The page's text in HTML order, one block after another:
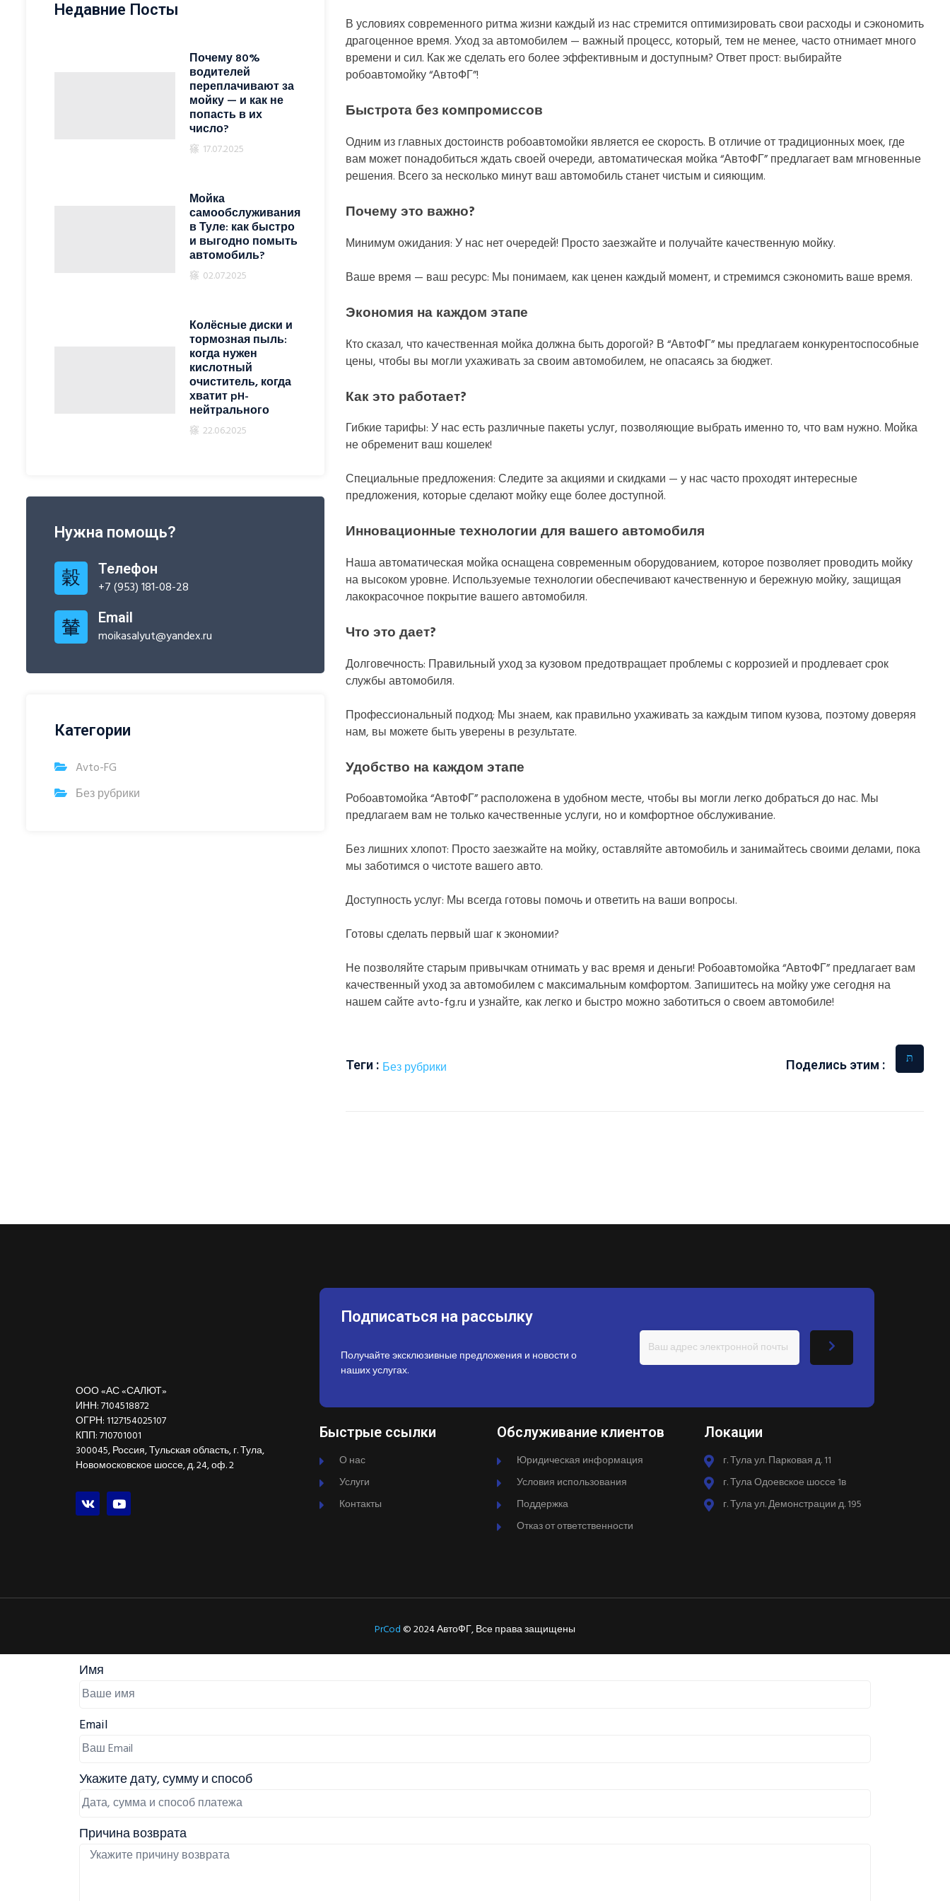
Недавние Посты
Почему 80%
водителей
переплачивают за
мойку — и как не
попасть в их
число?
17.07.2025
Мойка
самообслуживания
в Туле: как быстро
и выгодно помыть
автомобиль?
02.07.2025
Колёсные диски и
тормозная пыль:
когда нужен
кислотный
очиститель, когда
хватит pH-
нейтрального
22.06.2025
Нужна помощь?
Телефон
+7 (953) 181-08-28
Email
moikasalyut@yandex.ru
Категории
Avto-FG
Без рубрики
В условиях современного ритма жизни каждый из нас стремится оптимизировать свои расходы и сэкономить
драгоценное время. Уход за автомобилем — важный процесс, который, тем не менее, часто отнимает много
времени и сил. Как же сделать его более эффективным и доступным? Ответ прост: выбирайте
робоавтомойку “АвтоФГ”!
Быстрота без компромиссов
Одним из главных достоинств робоавтомойки является ее скорость. В отличие от традиционных моек, где
вам может понадобиться ждать своей очереди, автоматическая мойка “АвтоФГ” предлагает вам мгновенные
решения. Всего за несколько минут ваш автомобиль станет чистым и сияющим.
Почему это важно?
Минимум ожидания: У нас нет очередей! Просто заезжайте и получайте качественную мойку.
Ваше время — ваш ресурс: Мы понимаем, как ценен каждый момент, и стремимся сэкономить ваше время.
Экономия на каждом этапе
Кто сказал, что качественная мойка должна быть дорогой? В “АвтоФГ” мы предлагаем конкурентоспособные
цены, чтобы вы могли ухаживать за своим автомобилем, не опасаясь за бюджет.
Как это работает?
Гибкие тарифы: У нас есть различные пакеты услуг, позволяющие выбрать именно то, что вам нужно. Мойка
не обременит ваш кошелек!
Специальные предложения: Следите за акциями и скидками — у нас часто проходят интересные
предложения, которые сделают мойку еще более доступной.
Инновационные технологии для вашего автомобиля
Наша автоматическая мойка оснащена современным оборудованием, которое позволяет проводить мойку
на высоком уровне. Используемые технологии обеспечивают качественную и бережную мойку, защищая
лакокрасочное покрытие вашего автомобиля.
Что это дает?
Долговечность: Правильный уход за кузовом предотвращает проблемы с коррозией и продлевает срок
службы автомобиля.
Профессиональный подход: Мы знаем, как правильно ухаживать за каждым типом кузова, поэтому доверяя
нам, вы можете быть уверены в результате.
Удобство на каждом этапе
Робоавтомойка “АвтоФГ” расположена в удобном месте, чтобы вы могли легко добраться до нас. Мы
предлагаем вам не только качественные услуги, но и комфортное обслуживание.
Без лишних хлопот: Просто заезжайте на мойку, оставляйте автомобиль и занимайтесь своими делами, пока
мы заботимся о чистоте вашего авто.
Доступность услуг: Мы всегда готовы помочь и ответить на ваши вопросы.
Готовы сделать первый шаг к экономии?
Не позволяйте старым привычкам отнимать у вас время и деньги! Робоавтомойка “АвтоФГ” предлагает вам
качественный уход за автомобилем с максимальным комфортом. Запишитесь на мойку уже сегодня на
нашем сайте avto-fg.ru и узнайте, как легко и быстро можно заботиться о своем автомобиле!
Теги : Без рубрики Поделись этим :
ООО «АС «САЛЮТ»
ИНН: 7104518872
ОГРН: 1127154025107
КПП: 710701001
300045, Россия, Тульская область, г. Тула,
Новомосковское шоссе, д. 24, оф. 2
Подписаться на рассылку
Получайте эксклюзивные предложения и новости о
наших услугах.
Быстрые ссылки
О нас
Услуги
Контакты
Обслуживание клиентов
Юридическая информация
Условия использования
Поддержка
Отказ от ответственности
Локации
г. Тула ул. Парковая д. 11
г. Тула Одоевское шоссе 1в
г. Тула ул. Демонстрации д. 195
PrCod© 2024 АвтоФГ, Все права защищены
Имя
Email
Укажите дату, сумму и способ
Причина возврата